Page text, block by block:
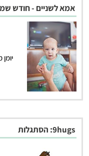
אמא לשניים - חודש
9hugs: הסתגלות